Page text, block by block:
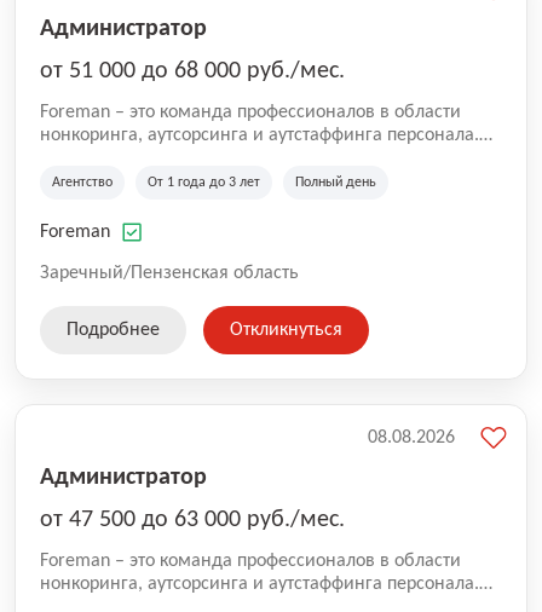
Администратор
от 51 000 до 68 000 руб./мес.
Foreman – это команда профессионалов в области
нонкоринга, аутсорсинга и аутстаффинга персонала.
реализовывать проекты любой сложности, в которых
уровня роста и развития по всей России. В работе
вакансий. Если вы не нашли подходящую вакансию,
свяжемся с вами в ближайшее время.
Агентство От 1 года до 3 лет Полный день
Foreman
Заречный/Пензенская область
Подробнее Откликнуться
Администратор
от 47 500 до 63 000 руб./мес.
Foreman – это команда профессионалов в области
нонкоринга, аутсорсинга и аутстаффинга персонала.
08.08.2026